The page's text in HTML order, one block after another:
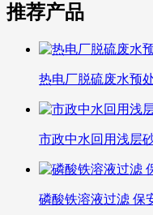
推荐产品
热电厂脱硫废水预
市政中水回用浅层
磷酸铁溶液过滤 保